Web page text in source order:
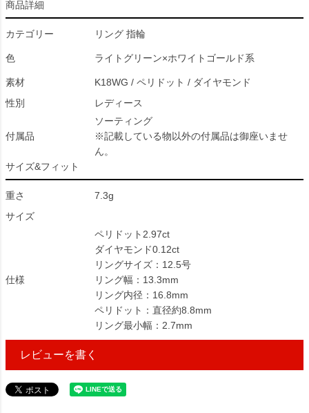
商品詳細
カテゴリー リング 指輪
色 ライトグリーン×ホワイトゴールド系
素材
K18WG / ペリドット / ダイヤモンド
性別
レディース
付属品
ソーティング
※記載している物以外の付属品は御座いませ
ん。
サイズ&フィット
重さ
7.3g
サイズ
仕様
ペリドット2.97ct
ダイヤモンド0.12ct
リングサイズ：12.5号
リング幅：13.3mm
リング内径：16.8mm
ペリドット：直径約8.8mm
リング最小幅：2.7mm
レビューを書く